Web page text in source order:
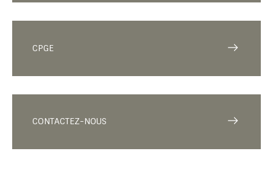
CPGE
CONTACTEZ-NOUS